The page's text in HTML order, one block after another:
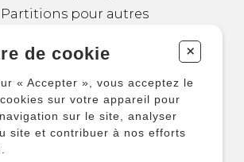
Partitions pour autres
Partitions pour
ensembles
Autres produits
de cookie +
« Accepter », vous acceptez le
sur votre appareil pour
sur le site, analyser
site et contribuer à nos efforts